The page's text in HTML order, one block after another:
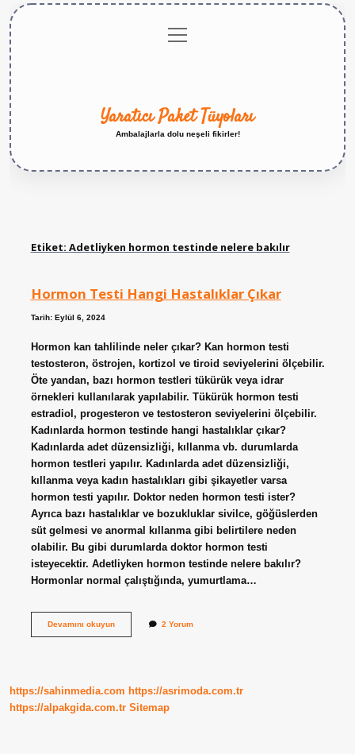
menüyü
aç
Yaratıcı Paket Tüyoları
Ambalajlarla dolu neşeli fikirler!
Etiket: Adetliyken hormon testinde nelere bakılır
Hormon Testi Hangi Hastalıklar Çıkar
Tarih: Eylül 6, 2024
Hormon kan tahlilinde neler çıkar? Kan hormon testi
testosteron, östrojen, kortizol ve tiroid seviyelerini ölçebilir.
Öte yandan, bazı hormon testleri tükürük veya idrar
örnekleri kullanılarak yapılabilir. Tükürük hormon testi
estradiol, progesteron ve testosteron seviyelerini ölçebilir.
Kadınlarda hormon testinde hangi hastalıklar çıkar?
Kadınlarda adet düzensizliği, kıllanma vb. durumlarda
hormon testleri yapılır. Kadınlarda adet düzensizliği,
kıllanma veya kadın hastalıkları gibi şikayetler varsa
hormon testi yapılır. Doktor neden hormon testi ister?
Ayrıca bazı hastalıklar ve bozukluklar sivilce, göğüslerden
süt gelmesi ve anormal kıllanma gibi belirtilere neden
olabilir. Bu gibi durumlarda doktor hormon testi
isteyecektir. Adetliyken hormon testinde nelere bakılır?
Hormonlar normal çalıştığında, yumurtlama…
Devamını okuyunHormon
2 Yorum
https://sahinmedia.com https://asrimoda.com.tr
https://alpakgida.com.tr Sitemap